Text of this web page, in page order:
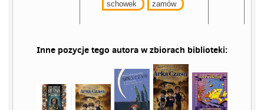
schowek
zamów
Inne pozycje tego autora w zbiorach biblioteki: